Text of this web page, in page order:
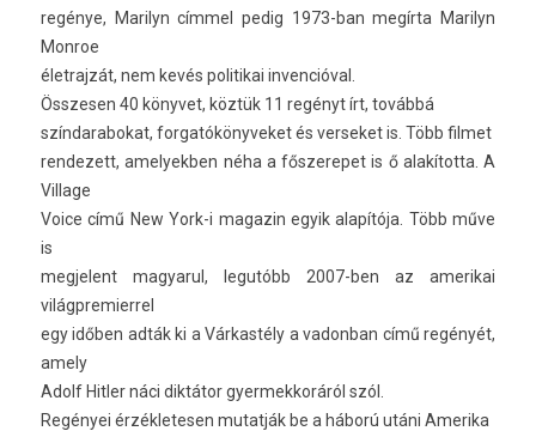
regénye, Marilyn címmel pedig 1973-ban megírta Marilyn
Mon­roe
élet­rajzát, nem kevés politikai in­ven­cióv­al.
Összes­en 40 könyvet, köztük 11 regényt írt, továbbá
szín­darabokat, for­gatókönyveket és ver­seket is. Több fil­met
re­ndezett, amelyekb­en néha a fős­zerepet is ő alakította. A
Vil­lage
Voice című New York-i magazin egyik alapítója. Több műve
is
meg­jelent magyarul, legutóbb 2007-ben az amerikai
világpremier­rel
egy időben adták ki a Várkastély a vadon­ban című regényét,
amely
Adolf Hitl­er náci diktátor gyer­mekkoráról szól.
Regényei érzék­letes­en mutat­ják be a háború utáni Amerika